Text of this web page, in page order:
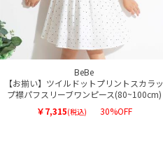
BeBe
【お揃い】ツイルドットプリントスカラッ
プ襟パフスリーブワンピース(80~100cm)
￥7,315(税込) 30%OFF